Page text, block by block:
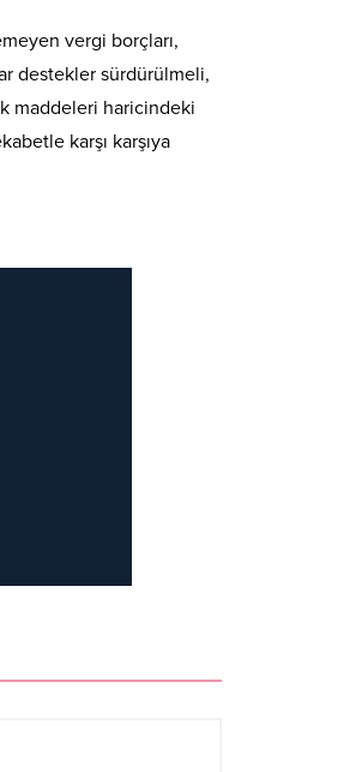
vergi borçları,
destekler sürdürülmeli,
maddeleri haricindeki
karşı karşıya